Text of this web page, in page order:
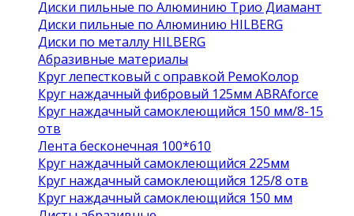
Диски пильные по Алюминию Трио Диамант
Диски пильные по Алюминию HILBERG
Диски по металлу HILBERG
Абразивные материалы
Круг лепестковый с оправкой РемоКолор
Круг наждачный фибровый 125мм ABRAforce
Круг наждачный самоклеющийся 150 мм/8-15
отв
Лента бесконечная 100*610
Круг наждачный самоклеющийся 225мм
Круг наждачный самоклеющийся 125/8 отв
Круг наждачный самоклеющийся 150 мм